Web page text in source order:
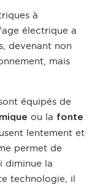
à
électrique a
devenant non
mais
équipés de
ou la fonte
lentement et
permet de
diminue la
technologie, il